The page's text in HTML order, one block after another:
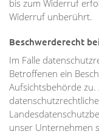
bis zum Widerruf
Widerruf unberührt.
Beschwerderecht
Im Falle
Betroffenen ein
Aufsichtsbehörde
unser Unternehmen